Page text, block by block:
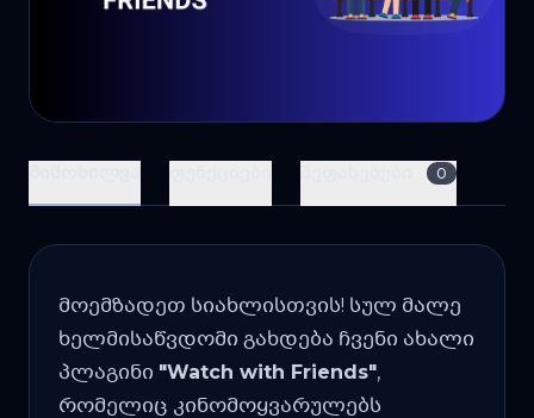
0
მოემზადეთ სიახლისთვის! სულ მალე
ხელმისაწვდომი გახდება ჩვენი ახალი
პლაგინი "Watch with Friends",
რომელიც კინომოყვარულებს